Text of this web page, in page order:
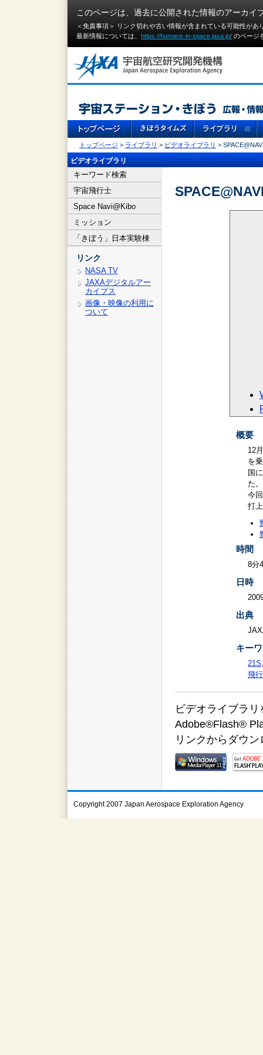
このページは、過去に公開された情報のアーカイ
＜免責事項＞ リンク切れや古い情報が含まれている可能性が
最新情報については、 https://humans-in-space.jaxa.jp/ のページ
トップページ > ライブラリ > ビデオライブラリ >
ビデオライブラリ
キーワード検索
宇宙飛行士
Space Navi@Kibo
ミッション
「きぼう」日本実験棟
リンク
NASA TV
JAXAデジタルアー
カイブス
画像・映像の利用に
ついて
概要
12
を
国
た。
今
打
時間
8分
日時
出典
キー
21S
飛
ビデオライブラ
Adobe®Flash®
リンクからダウ
Copyright 2007 Japan Aerospace Exploration Agency